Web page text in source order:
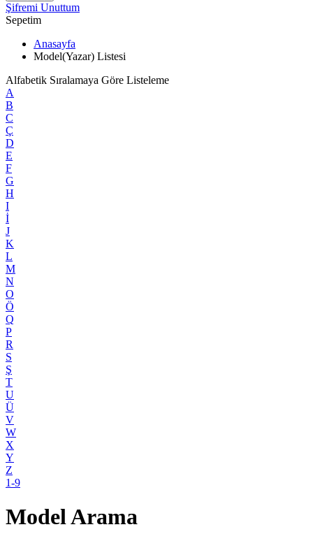
Şifremi Unuttum
Sepetim
Anasayfa
Model(Yazar) Listesi
Alfabetik Sıralamaya Göre Listeleme
A
B
C
Ç
D
E
F
G
H
I
İ
J
K
L
M
N
O
Ö
Q
P
R
S
Ş
T
U
Ü
V
W
X
Y
Z
1-9
Model Arama